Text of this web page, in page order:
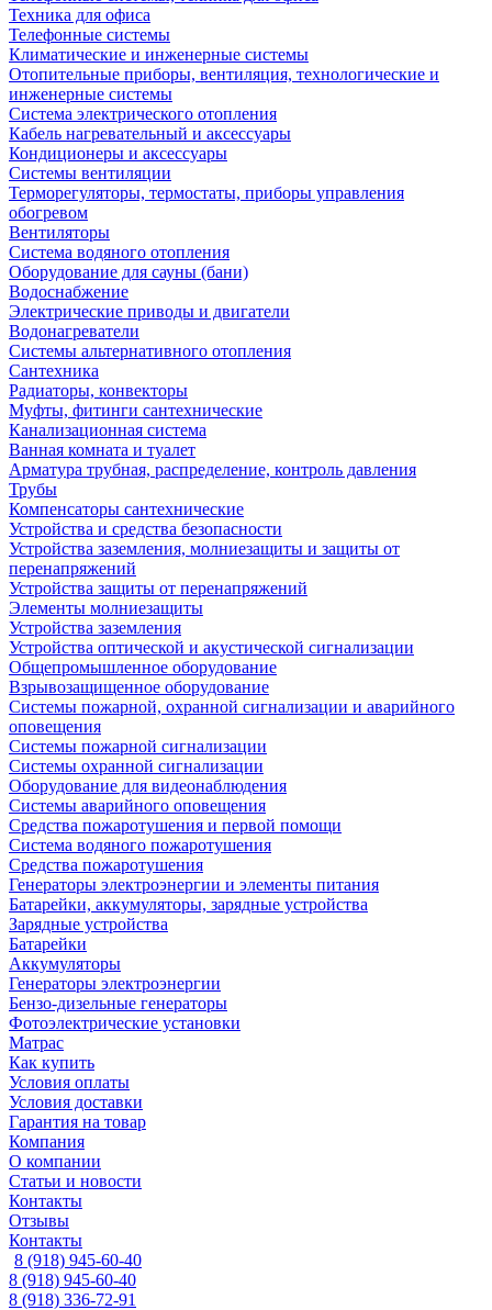
Техника для офиса
Телефонные системы
Климатические и инженерные системы
Отопительные приборы, вентиляция, технологические и
инженерные системы
Система электрического отопления
Кабель нагревательный и аксессуары
Кондиционеры и аксессуары
Системы вентиляции
Терморегуляторы, термостаты, приборы управления
обогревом
Вентиляторы
Система водяного отопления
Оборудование для сауны (бани)
Водоснабжение
Электрические приводы и двигатели
Водонагреватели
Системы альтернативного отопления
Сантехника
Радиаторы, конвекторы
Муфты, фитинги сантехнические
Канализационная система
Ванная комната и туалет
Арматура трубная, распределение, контроль давления
Трубы
Компенсаторы сантехнические
Устройства и средства безопасности
Устройства заземления, молниезащиты и защиты от
перенапряжений
Устройства защиты от перенапряжений
Элементы молниезащиты
Устройства заземления
Устройства оптической и акустической сигнализации
Общепромышленное оборудование
Взрывозащищенное оборудование
Системы пожарной, охранной сигнализации и аварийного
оповещения
Системы пожарной сигнализации
Системы охранной сигнализации
Оборудование для видеонаблюдения
Системы аварийного оповещения
Средства пожаротушения и первой помощи
Система водяного пожаротушения
Средства пожаротушения
Генераторы электроэнергии и элементы питания
Батарейки, аккумуляторы, зарядные устройства
Зарядные устройства
Батарейки
Аккумуляторы
Генераторы электроэнергии
Бензо-дизельные генераторы
Фотоэлектрические установки
Матрас
Как купить
Условия оплаты
Условия доставки
Гарантия на товар
Компания
О компании
Статьи и новости
Контакты
Отзывы
Контакты
8 (918) 945-60-40
8 (918) 945-60-40
8 (918) 336-72-91